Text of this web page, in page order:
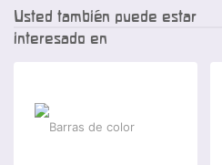
Usted también puede estar
interesado en